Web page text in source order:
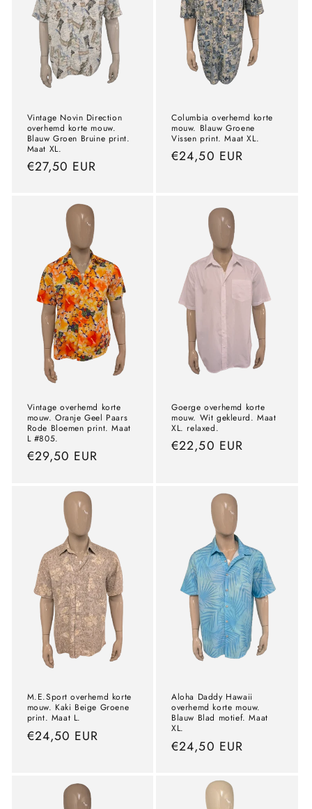
Vintage Novin Direction
overhemd korte mouw.
Blauw Groen Bruine print.
Maat XL.
precio
€27,50 EUR
Columbia overhemd korte
mouw. Blauw Groene
Vissen print. Maat XL.
precio
€24,50 EUR
Vintage overhemd korte
mouw. Oranje Geel Paars
Rode Bloemen print. Maat
L #805.
precio
€29,50 EUR
Goerge overhemd korte
mouw. Wit gekleurd. Maat
XL. relaxed.
precio
€22,50 EUR
M.E.Sport overhemd korte
mouw. Kaki Beige Groene
print. Maat L.
precio
€24,50 EUR
Aloha Daddy Hawaii
overhemd korte mouw.
Blauw Blad motief. Maat
XL.
precio
€24,50 EUR